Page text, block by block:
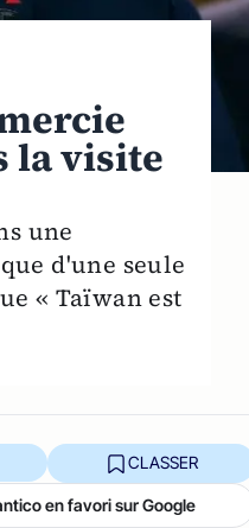
la visite
une
d'une seule
« Taïwan est
CLASSER
en favori sur Google